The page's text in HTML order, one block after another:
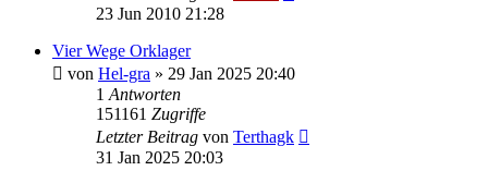
23 Jun 2010 21:28
Vier Wege Orklager
von Hel-gra » 29 Jan 2025 20:40
1 Antworten
151161 Zugriffe
Letzter Beitrag von Terthagk
31 Jan 2025 20:03